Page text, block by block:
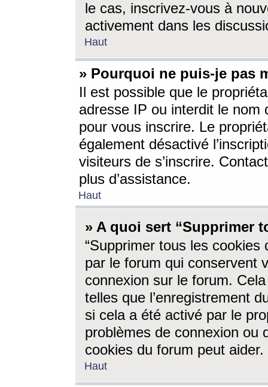
le cas, inscrivez-vous à
activement dans les
Haut
» Pourquoi ne puis-je pas
Il est possible que le
adresse IP ou interdit le nom
pour vous inscrire. Le
également désactivé
visiteurs de s’inscrire.
plus d’assistance.
Haut
» A quoi sert “Supprimer
“Supprimer tous les cookies
par le forum qui conservent
connexion sur le forum.
telles que l’enregistrement
si cela a été activé par le
problèmes de connexion ou
cookies du forum peut aider.
Haut